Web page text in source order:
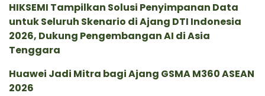
HIKSEMI Tampilkan Solusi Penyimpanan Data
untuk Seluruh Skenario di Ajang DTI Indonesia
2026, Dukung Pengembangan AI di Asia
Tenggara
Huawei Jadi Mitra bagi Ajang GSMA M360 ASEAN
2026